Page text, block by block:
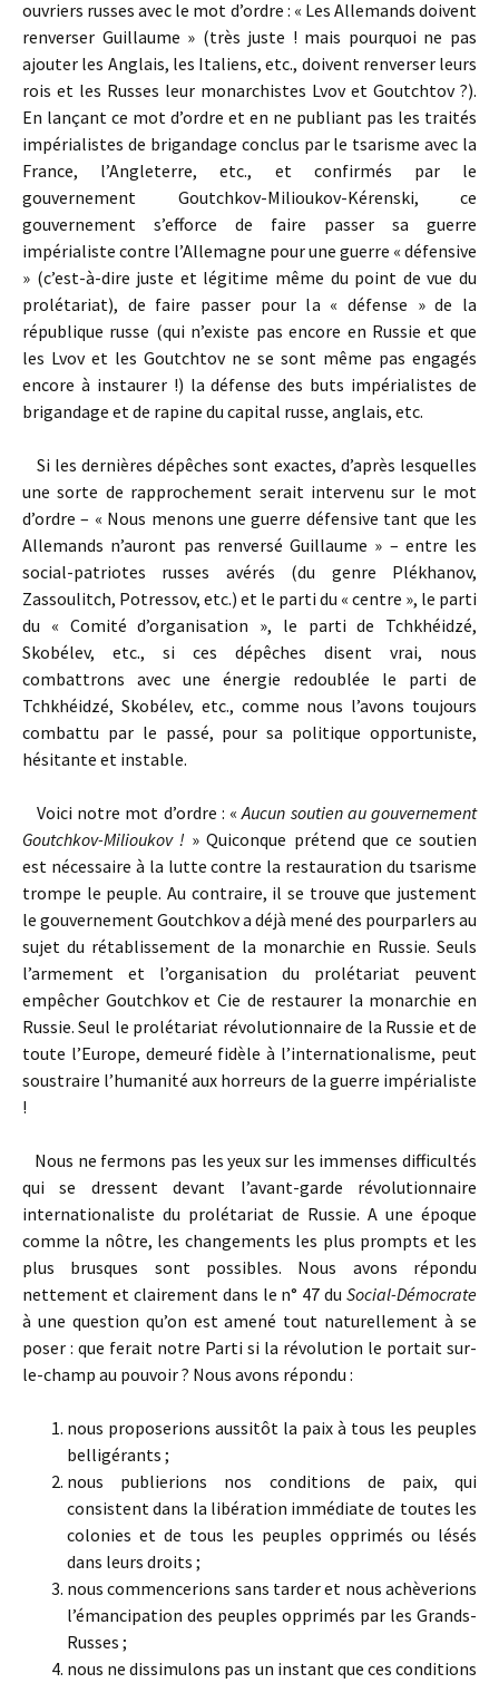
ouvriers russes avec le mot d’ordre : « Les Allemands doivent
renverser Guillaume » (très juste ! mais pourquoi ne pas
ajouter les Anglais, les Italiens, etc., doivent renverser leurs
rois et les Russes leur monarchistes Lvov et Goutchtov ?).
En lançant ce mot d’ordre et en ne publiant pas les traités
impérialistes de brigandage conclus par le tsarisme avec la
France, l’Angleterre, etc., et confirmés par le
gouvernement Goutchkov-Milioukov-Kérenski, ce
gouvernement s’efforce de faire passer sa guerre
impérialiste contre l’Allemagne pour une guerre « défensive
» (c’est-à-dire juste et légitime même du point de vue du
prolétariat), de faire passer pour la « défense » de la
république russe (qui n’existe pas encore en Russie et que
les Lvov et les Goutchtov ne se sont même pas engagés
encore à instaurer !) la défense des buts impérialistes de
brigandage et de rapine du capital russe, anglais, etc.
Si les dernières dépêches sont exactes, d’après lesquelles
une sorte de rapprochement serait intervenu sur le mot
d’ordre – « Nous menons une guerre défensive tant que les
Allemands n’auront pas renversé Guillaume » – entre les
social-patriotes russes avérés (du genre Plékhanov,
Zassoulitch, Potressov, etc.) et le parti du « centre », le parti
du « Comité d’organisation », le parti de Tchkhéidzé,
Skobélev, etc., si ces dépêches disent vrai, nous
combattrons avec une énergie redoublée le parti de
Tchkhéidzé, Skobélev, etc., comme nous l’avons toujours
combattu par le passé, pour sa politique opportuniste,
hésitante et instable.
Voici notre mot d’ordre : «Aucun soutien au gouvernement
Goutchkov-Milioukov ! » Quiconque prétend que ce soutien
est nécessaire à la lutte contre la restauration du tsarisme
trompe le peuple. Au contraire, il se trouve que justement
le gouvernement Goutchkov a déjà mené des pourparlers au
sujet du rétablissement de la monarchie en Russie. Seuls
l’armement et l’organisation du prolétariat peuvent
empêcher Goutchkov et Cie de restaurer la monarchie en
Russie. Seul le prolétariat révolutionnaire de la Russie et de
toute l’Europe, demeuré fidèle à l’internationalisme, peut
soustraire l’humanité aux horreurs de la guerre impérialiste
!
Nous ne fermons pas les yeux sur les immenses difficultés
qui se dressent devant l’avant-garde révolutionnaire
internationaliste du prolétariat de Russie. A une époque
comme la nôtre, les changements les plus prompts et les
plus brusques sont possibles. Nous avons répondu
nettement et clairement dans le n° 47 du Social-Démocrate
à une question qu’on est amené tout naturellement à se
poser : que ferait notre Parti si la révolution le portait sur-
le-champ au pouvoir ? Nous avons répondu :
nous proposerions aussitôt la paix à tous les peuples
belligérants ;
nous publierions nos conditions de paix, qui
consistent dans la libération immédiate de toutes les
colonies et de tous les peuples opprimés ou lésés
dans leurs droits ;
nous commencerions sans tarder et nous achèverions
l’émancipation des peuples opprimés par les Grands-
Russes ;
nous ne dissimulons pas un instant que ces conditions